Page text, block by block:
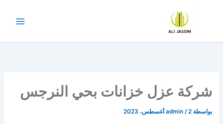
شركة عزل خزانات بحي النرجس
بواسطة admin /2 أغسطس، 2023